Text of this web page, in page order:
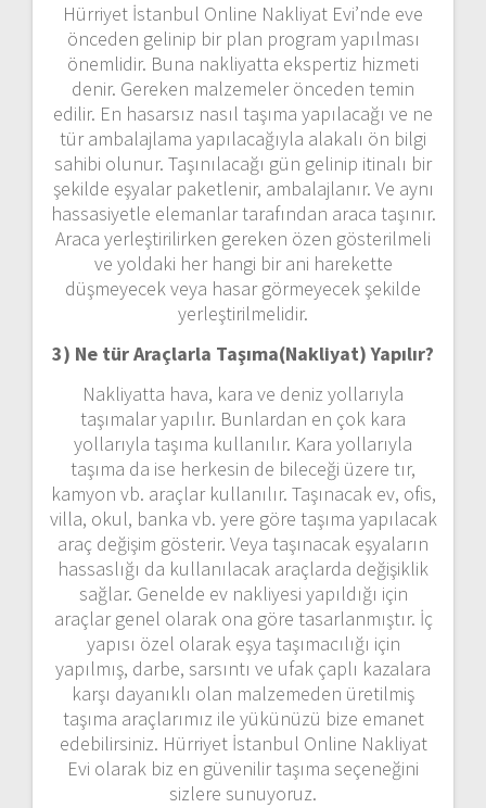
Hürriyet İstanbul Online Nakliyat Evi’nde eve
önceden gelinip bir plan program yapılması
önemlidir. Buna nakliyatta ekspertiz hizmeti
denir. Gereken malzemeler önceden temin
edilir. En hasarsız nasıl taşıma yapılacağı ve ne
tür ambalajlama yapılacağıyla alakalı ön bilgi
sahibi olunur. Taşınılacağı gün gelinip itinalı bir
şekilde eşyalar paketlenir, ambalajlanır. Ve aynı
hassasiyetle elemanlar tarafından araca taşınır.
Araca yerleştirilirken gereken özen gösterilmeli
ve yoldaki her hangi bir ani harekette
düşmeyecek veya hasar görmeyecek şekilde
yerleştirilmelidir.
3) Ne tür Araçlarla Taşıma(Nakliyat) Yapılır?
Nakliyatta hava, kara ve deniz yollarıyla
taşımalar yapılır. Bunlardan en çok kara
yollarıyla taşıma kullanılır. Kara yollarıyla
taşıma da ise herkesin de bileceği üzere tır,
kamyon vb. araçlar kullanılır. Taşınacak ev, ofis,
villa, okul, banka vb. yere göre taşıma yapılacak
araç değişim gösterir. Veya taşınacak eşyaların
hassaslığı da kullanılacak araçlarda değişiklik
sağlar. Genelde ev nakliyesi yapıldığı için
araçlar genel olarak ona göre tasarlanmıştır. İç
yapısı özel olarak eşya taşımacılığı için
yapılmış, darbe, sarsıntı ve ufak çaplı kazalara
karşı dayanıklı olan malzemeden üretilmiş
taşıma araçlarımız ile yükünüzü bize emanet
edebilirsiniz. Hürriyet İstanbul Online Nakliyat
Evi olarak biz en güvenilir taşıma seçeneğini
sizlere sunuyoruz.